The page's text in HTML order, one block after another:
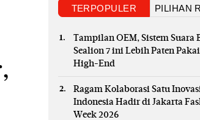
TERPOPULER PILIHAN
Tampilan OEM, Sistem Suara
Sealion 7 ini Lebih Paten
High-End
Ragam Kolaborasi Satu
Indonesia Hadir di Jakarta
Week 2026